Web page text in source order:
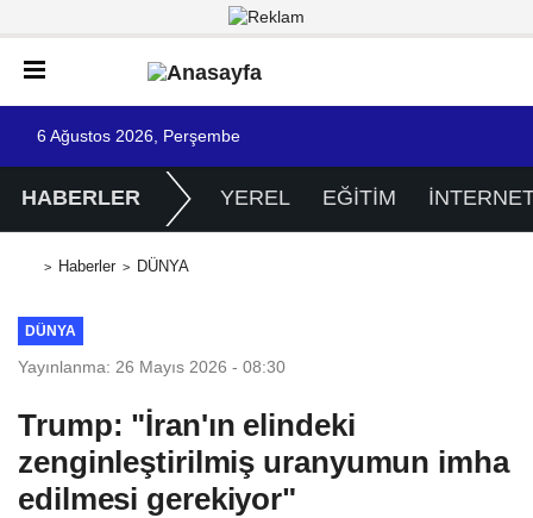
6 Ağustos 2026, Perşembe
HABERLER YEREL EĞİTİM
Haberler DÜNYA
DÜNYA
Yayınlanma: 26 Mayıs 2026 - 08:30
Trump: "İran'ın elindeki
zenginleştirilmiş uranyumun imha
edilmesi gerekiyor"